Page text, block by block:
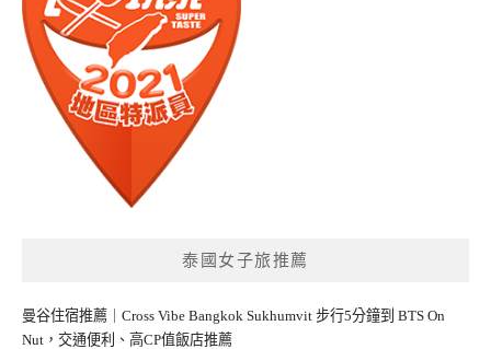
泰國女子旅推薦
曼谷住宿推薦｜Cross Vibe Bangkok Sukhumvit 步行5分鐘到 BTS On
Nut，交通便利、高CP值飯店推薦